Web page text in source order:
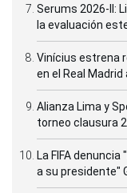
Serums 2026-II:
la evaluación
Vinícius estrena
en el Real
Alianza Lima y
torneo clausura
La FIFA
a su presidente"